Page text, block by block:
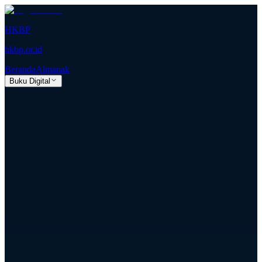
HKBP
hkbp.or.id
BerandaAlmanak
Buku Digital